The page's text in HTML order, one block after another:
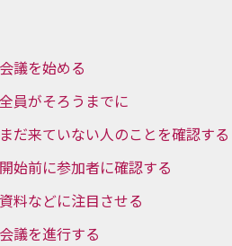
会議を始める
全員がそろうまでに
まだ来ていない人のことを確認する
開始前に参加者に確認する
資料などに注目させる
会議を進行する